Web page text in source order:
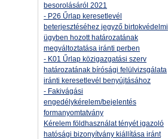
besorolásáról 2021
- P26 Űrlap keresetlevél
beterjesztéséhez jegyző birtokvédelmi
ügyben hozott határozatának
megváltoztatása iránti perben
- K01 Űrlap közigazgatási szerv
határozatának bírósági felülvizsgálata
iránti keresetlevél benyújtásához
- Fakivágási
engedélykérelem/bejelentés
formanyomtatvány
Kérelem földhasználat tényét igazoló
hatósági bizonyítvány kiállítása iránt